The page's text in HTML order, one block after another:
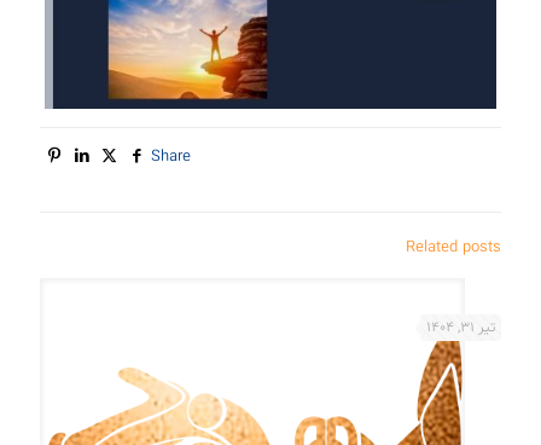
Share
Related posts
تیر 31, 1404